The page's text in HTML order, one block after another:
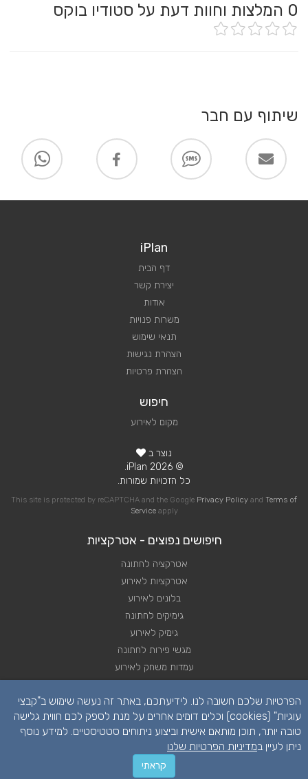
0 המלצות וחוות דעת על סטודיו בוקס
שיתוף עם חבר
iPlan
דף הבית
יצירת קשר
אודות
משרות פנויות
תנאי שימוש
הצהרת נגישות
הצהרת פרטיות
חיפוש
מקום לאירוע
נוצר ב
© 2026 iPlan.
כל הזכויות שמורות.
This site is protected by reCAPTCHA and the Google Privacy Policy and Terms of
Serviceapply
חיפושים נפוצים - אטרקציות
אטרקציה לחתונה
אטרקציות לאירוע
בלונים לאירוע
גימיקים לחתונה
גימיק לאירוע
מגשי פירות לחתונה
עמדות משחק לאירוע
שזירת פרחים לאירוע
הפרטיות שלכם חשובה לנו. לידיעתכם, באתר זה נעשה שימוש ב"קבצי
עוגיות" (cookies) וכלים דומים אחרים על מנת לספק לכם חווית גלישה
טובה יותר, תוכן מותאם אישית וביצוע ניתוחים סטטיסטיים. למידע נוסף
ניתן לעיין במדיניות הפרטיות שלנו
קראתי